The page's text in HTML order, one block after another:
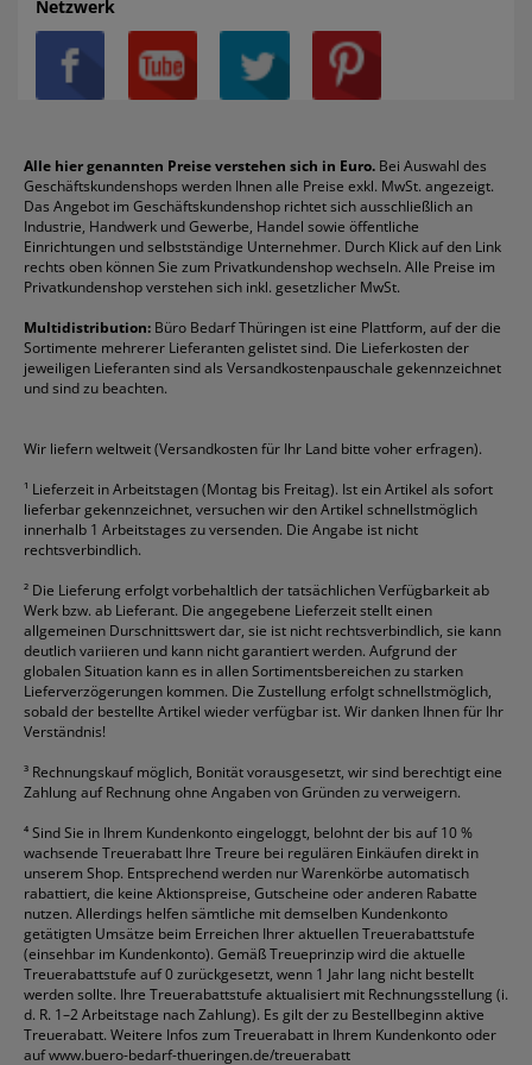
Datenschutz
Privatsphäre-Einstellungen
Über uns
Reklamation / Retouren
Vertrag widerrufen (Privatkunden)
Rabatte & Aktionen
Bleistifte
Blöcke
Boardmarker
Briefumschläge
Druckerpatronen
Etiketten
Fineliner
Folienschreiber
Formulare
Gelschreiber
Geschäftsbücher
Heftstreifen
Kaffee
Klebeband
Klemmmappen
Kopierpapier
Korrekturmittel
Kugelschreiber
Mappen
Ordner
Packband
Permanentmarker
Radiergummis
Schnellhefter
Sichthüllen
Taschenrechner
Textmarker
Tintenroller
Tintenpatronen
Toilettenpapier
Toner
Versandmaterial
Versandtaschen
Avery/Zweckform
Canon
Durable
DYMO
Edding
Esselte
Faber-Castell
Fellowes
Franken
Fripa
HP
Leitz
Läufer
Melitta
Pentel
Pelikan
Pilot
Pritt
Schneider
Stabilo
Staedtler
alle Marken anzeigen
Netzwerk
Alle hier genannten Preise verstehen sich in Euro. Bei Auswahl des
Geschäftskundenshops werden Ihnen alle Preise exkl. MwSt. angezeigt.
Das Angebot im Geschäftskundenshop richtet sich ausschließlich an
Industrie, Handwerk und Gewerbe, Handel sowie öffentliche
Einrichtungen und selbstständige Unternehmer. Durch Klick auf den Link
rechts oben können Sie zum Privatkundenshop wechseln. Alle Preise im
Privatkundenshop verstehen sich inkl. gesetzlicher MwSt.
Multidistribution: Büro Bedarf Thüringen ist eine Plattform, auf der die
Sortimente mehrerer Lieferanten gelistet sind. Die Lieferkosten der
jeweiligen Lieferanten sind als Versandkostenpauschale gekennzeichnet
und sind zu beachten.
Wir liefern weltweit (Versandkosten für Ihr Land bitte voher erfragen).
¹ Lieferzeit in Arbeitstagen (Montag bis Freitag). Ist ein Artikel als sofort
lieferbar gekennzeichnet, versuchen wir den Artikel schnellstmöglich
innerhalb 1 Arbeitstages zu versenden. Die Angabe ist nicht
rechtsverbindlich.
² Die Lieferung erfolgt vorbehaltlich der tatsächlichen Verfügbarkeit ab
Werk bzw. ab Lieferant. Die angegebene Lieferzeit stellt einen
allgemeinen Durschnittswert dar, sie ist nicht rechtsverbindlich, sie kann
deutlich variieren und kann nicht garantiert werden. Aufgrund der
globalen Situation kann es in allen Sortimentsbereichen zu starken
Lieferverzögerungen kommen. Die Zustellung erfolgt schnellstmöglich,
sobald der bestellte Artikel wieder verfügbar ist. Wir danken Ihnen für Ihr
Verständnis!
³ Rechnungskauf möglich, Bonität vorausgesetzt, wir sind berechtigt eine
Zahlung auf Rechnung ohne Angaben von Gründen zu verweigern.
⁴Sind Sie in Ihrem Kundenkonto eingeloggt, belohnt der bis auf 10 %
wachsende Treuerabatt Ihre Treure bei regulären Einkäufen direkt in
unserem Shop. Entsprechend werden nur Warenkörbe automatisch
rabattiert, die keine Aktionspreise, Gutscheine oder anderen Rabatte
nutzen. Allerdings helfen sämtliche mit demselben Kundenkonto
getätigten Umsätze beim Erreichen Ihrer aktuellen Treuerabattstufe
(einsehbar im Kundenkonto). Gemäß Treueprinzip wird die aktuelle
Treuerabattstufe auf 0 zurückgesetzt, wenn 1 Jahr lang nicht bestellt
werden sollte. Ihre Treuerabattstufe aktualisiert mit Rechnungsstellung (i.
d. R. 1–2 Arbeitstage nach Zahlung). Es gilt der zu Bestellbeginn aktive
Treuerabatt. Weitere Infos zum Treuerabatt in Ihrem Kundenkonto oder
aufwww.buero-bedarf-thueringen.de/treuerabatt